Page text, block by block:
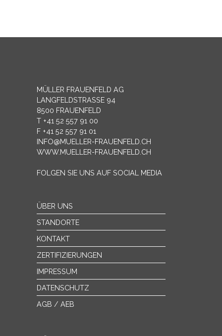
MÜLLER FRAUENFELD AG
LANGFELDSTRASSE 94
8500 FRAUENFELD
T +41 52 557 91 00
F +41 52 557 91 01
INFO@MUELLER-FRAUENFELD.CH
WWW.MUELLER-FRAUENFELD.CH
FOLGEN SIE UNS AUF SOCIAL MEDIA
ÜBER UNS
STANDORTE
KONTAKT
ZERTIFIZIERUNGEN
IMPRESSUM
DATENSCHUTZ
AGB / AEB